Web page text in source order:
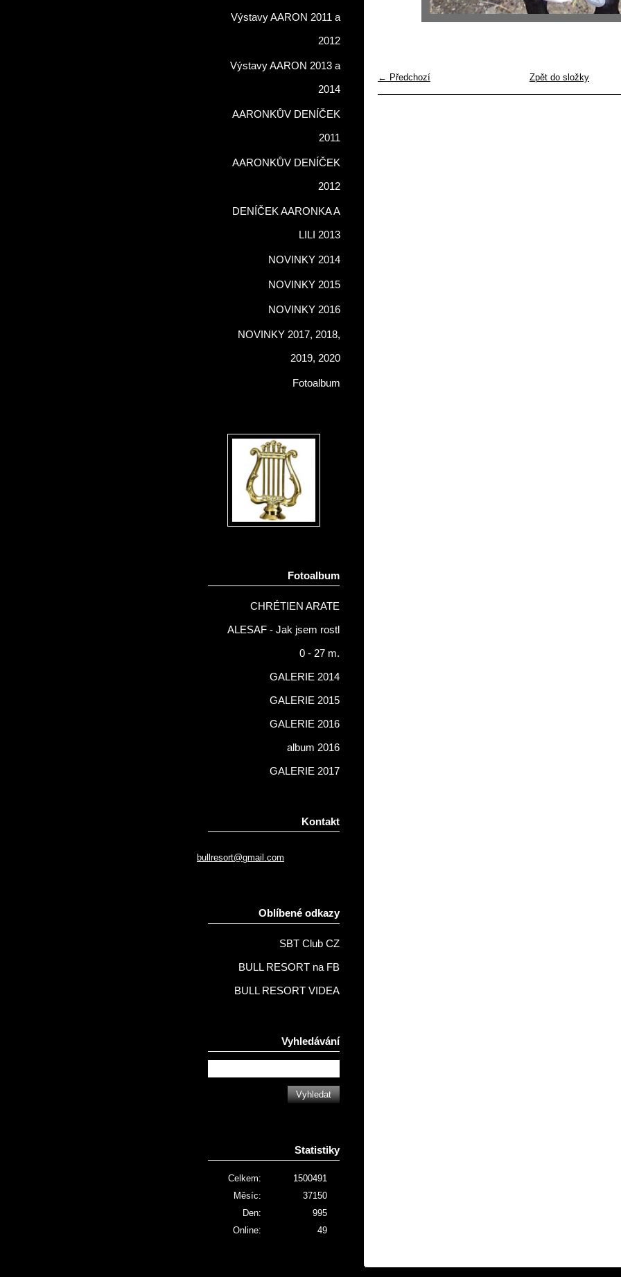
← Předchozí Zpět do složky
Výstavy AARON 2011 a
2012
Výstavy AARON 2013 a
2014
AARONKŮV DENÍČEK
2011
AARONKŮV DENÍČEK
2012
DENÍČEK AARONKA A
LILI 2013
NOVINKY 2014
NOVINKY 2015
NOVINKY 2016
NOVINKY 2017, 2018,
2019, 2020
Fotoalbum
Fotoalbum
CHRÉTIEN ARATE
ALESAF - Jak jsem rostl
0 - 27 m.
GALERIE 2014
GALERIE 2015
GALERIE 2016
album 2016
GALERIE 2017
Kontakt
bullresort@gmail.com
Oblíbené odkazy
SBT Club CZ
BULL RESORT na FB
BULL RESORT VIDEA
Vyhledávání
Statistiky
Online: 49
Celkem:
1500491
Měsíc:
37150
Den:
995